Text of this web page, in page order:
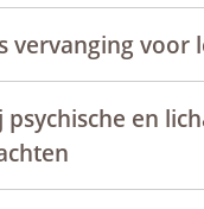
vervanging voor
psychische en